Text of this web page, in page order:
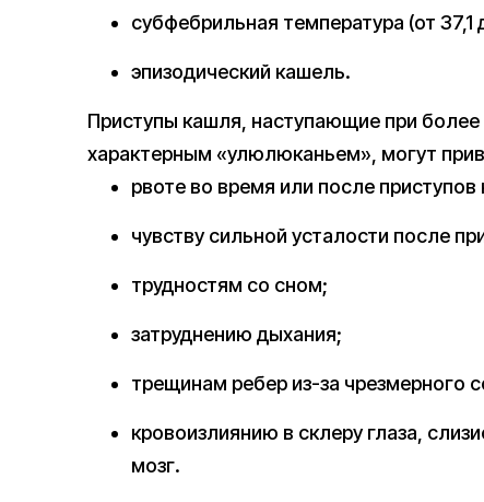
субфебрильная температура (от 37,1
эпизодический кашель.
Приступы кашля, наступающие при
характерным «улюлюканьем», могут
рвоте во время или после приступов
чувству сильной усталости после
трудностям со сном;
затруднению дыхания;
трещинам ребер из-за
кровоизлиянию в склеру глаза,
мозг.